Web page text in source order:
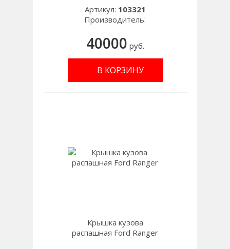
Артикул: 103321
Производитель:
40000 руб.
В КОРЗИНУ
Крышка кузова
распашная Ford Ranger